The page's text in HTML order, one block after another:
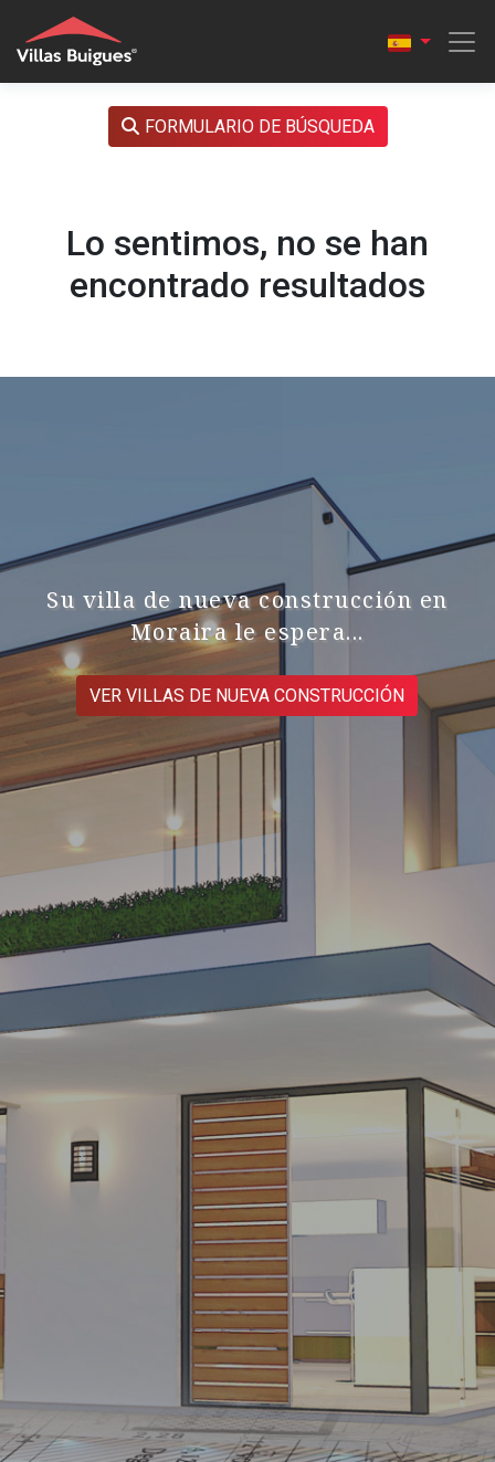
FORMULARIO DE BÚSQUEDA
Lo sentimos, no se han
encontrado resultados
Su villa de nueva construcción en
Moraira le espera...
VER VILLAS DE NUEVA CONSTRUCCIÓN